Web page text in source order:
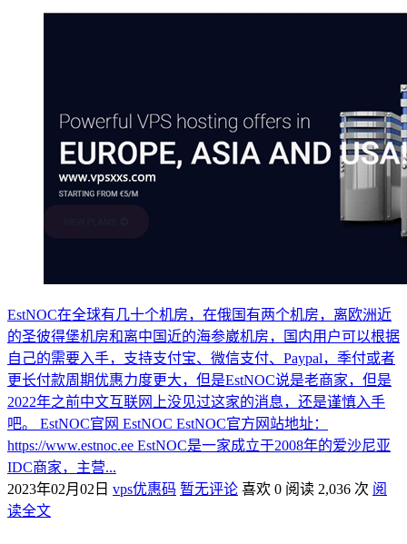
EstNOC在全球有几十个机房，在俄国有两个机房，离欧洲近
的圣彼得堡机房和离中国近的海参崴机房，国内用户可以根据
自己的需要入手，支持支付宝、微信支付、Paypal，季付或者
更长付款周期优惠力度更大，但是EstNOC说是老商家，但是
2022年之前中文互联网上没见过这家的消息，还是谨慎入手
吧。 EstNOC官网 EstNOC EstNOC官方网站地址：
https://www.estnoc.ee EstNOC是一家成立于2008年的爱沙尼亚
IDC商家，主营...
2023年02月02日 vps优惠码 暂无评论 喜欢 0 阅读 2,036 次 阅
读全文